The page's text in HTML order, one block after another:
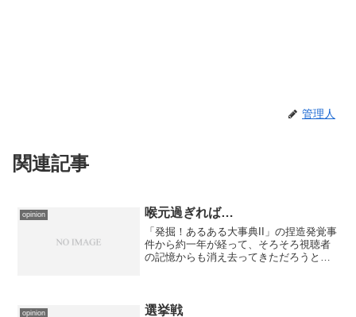
管理人
関連記事
opinion 喉元過ぎれば…
「発掘！あるある大事典II」の捏造発覚事
件から約一年が経って、そろそろ視聴者
の記憶からも消え去ってきただろうとで
る」とは良く言ったもの...
opinion 選挙戦